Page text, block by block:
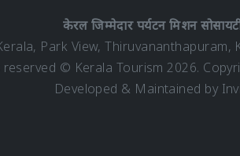
केरल जिम्मेदार पर्यटन मिशन
Park View,
reserved © Kerala Tourism 2026.
Developed & Maintained by ​